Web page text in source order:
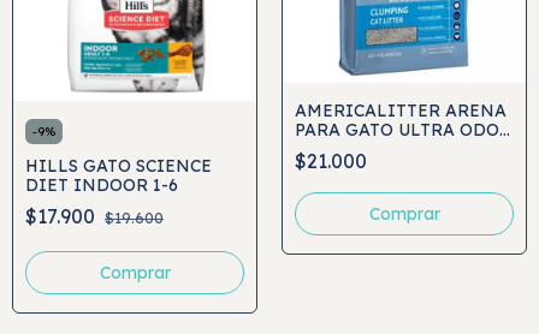
-9%
HILLS GATO SCIENCE
DIET INDOOR 1-6
$17.900 $19.600
Comprar
AMERICALITTER ARENA
PARA GATO ULTRA ODOR
SEAL 15KG
$21.000
Comprar